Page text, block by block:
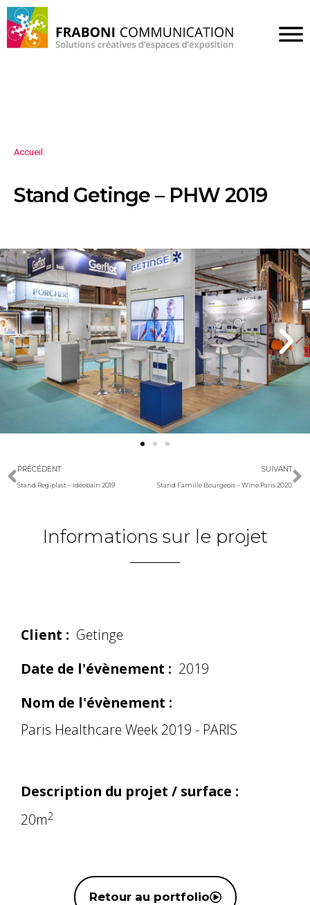
Accueil
Stand Getinge – PHW 2019
PRÉCÉDENT
Stand Regiplast – Idéobain 2019
SUIVANT
Stand Famille Bourgeois – Wine Paris 2020
Informations sur le projet
Client : Getinge
Date de l'évènement : 2019
Nom de l'évènement :
Paris Healthcare Week 2019 - PARIS
Description du projet / surface :
20m2
Retour au portfolio